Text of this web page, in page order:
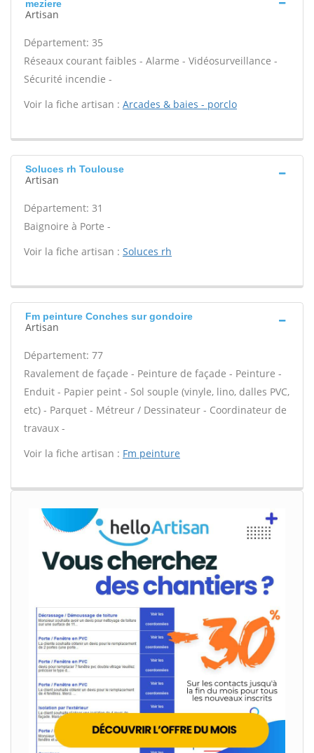
meziere
Artisan
Département: 35
Réseaux courant faibles - Alarme - Vidéosurveillance -
Sécurité incendie -
Voir la fiche artisan : Arcades & baies - porclo
Soluces rh Toulouse
Artisan
Département: 31
Baignoire à Porte -
Voir la fiche artisan : Soluces rh
Fm peinture Conches sur gondoire
Artisan
Département: 77
Ravalement de façade - Peinture de façade - Peinture -
Enduit - Papier peint - Sol souple (vinyle, lino, dalles PVC,
etc) - Parquet - Métreur / Dessinateur - Coordinateur de
travaux -
Voir la fiche artisan : Fm peinture